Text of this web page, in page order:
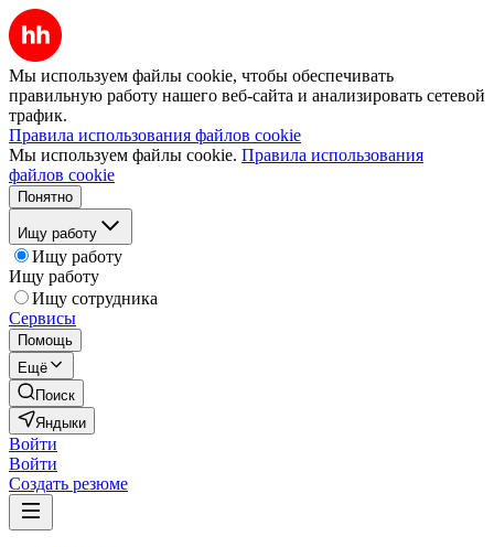
Мы используем файлы cookie, чтобы обеспечивать
правильную работу нашего веб-сайта и анализировать сетевой
трафик.
Правила использования файлов cookie
Мы используем файлы cookie. Правила использования
файлов cookie
Понятно
Ищу работу
Ищу работу
Ищу работу
Ищу сотрудника
Сервисы
Помощь
Ещё
Поиск
Яндыки
Войти
Войти
Создать резюме